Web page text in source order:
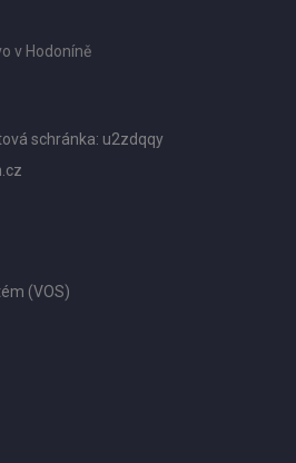
v Hodoníně
schránka: u2zdqqy
(VOS)